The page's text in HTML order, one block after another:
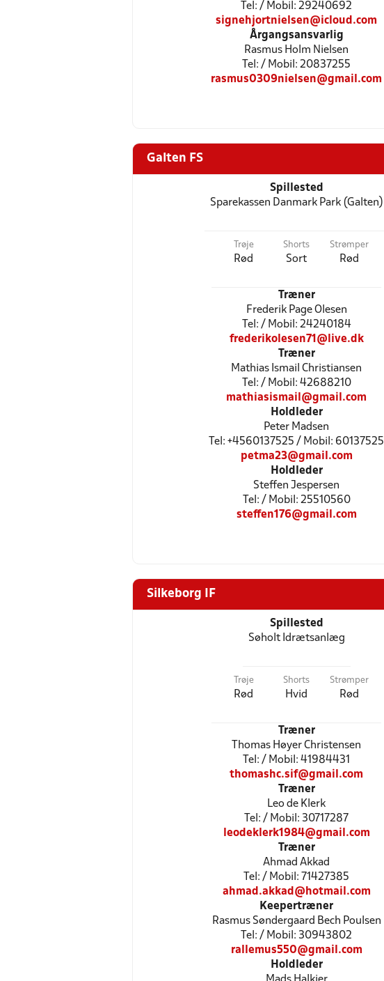
Tel: / Mobil: 29240692
signehjortnielsen@icloud.com
Årgangsansvarlig
Rasmus Holm Nielsen
Tel: / Mobil: 20837255
rasmus0309nielsen@gmail.com
Galten FS
Spillested
Sparekassen Danmark Park (Galten)
Trøje
Rød
Shorts
Sort
Strømper
Rød
Træner
Frederik Page Olesen
Tel: / Mobil: 24240184
frederikolesen71@live.dk
Træner
Mathias Ismail Christiansen
Tel: / Mobil: 42688210
mathiasismail@gmail.com
Holdleder
Peter Madsen
Tel: +4560137525 / Mobil: 60137525
petma23@gmail.com
Holdleder
Steffen Jespersen
Tel: / Mobil: 25510560
steffen176@gmail.com
Silkeborg IF
Spillested
Søholt Idrætsanlæg
Trøje
Rød
Shorts
Hvid
Strømper
Rød
Træner
Thomas Høyer Christensen
Tel: / Mobil: 41984431
thomashc.sif@gmail.com
Træner
Leo de Klerk
Tel: / Mobil: 30717287
leodeklerk1984@gmail.com
Træner
Ahmad Akkad
Tel: / Mobil: 71427385
ahmad.akkad@hotmail.com
Keepertræner
Rasmus Søndergaard Bech Poulsen
Tel: / Mobil: 30943802
rallemus550@gmail.com
Holdleder